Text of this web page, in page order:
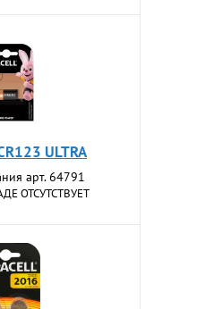
ULTRA
арт. 64791
ОТСУТСТВУЕТ